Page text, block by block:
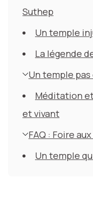
Suthep
Un temple
La légende
Un temple
Méditation
et vivant
FAQ : Foire
Un temple